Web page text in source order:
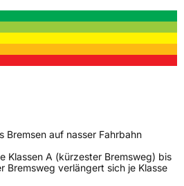
LR
Bremsen auf nasser Fahrbahn
Klassen A (kürzester Bremsweg) bis
Bremsweg verlängert sich je Klasse